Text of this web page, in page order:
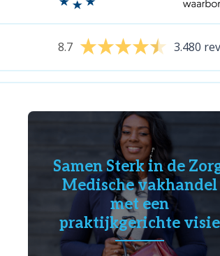
8.7 3.480
Samen Sterk in de
Medische vakhandel
met een
praktijkgerichte visie